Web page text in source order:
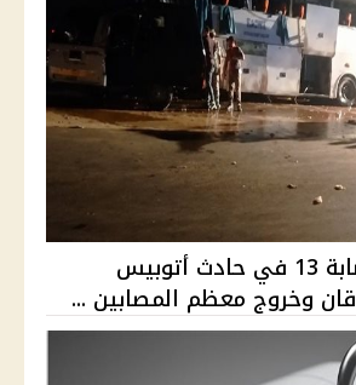
وفاة طفل وإصابة 13 في حادث أتوبيس
وخروج معظم المصابين ...